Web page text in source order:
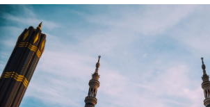
全球合规聘用合同工
合同工管理
全球合同工入职与管理
外包复杂雇佣任务
Remote 无惧对比
了解我们的竞争优势
成长阶段
员工成本计算器
计算任何国家的员工总成本
合同工薪酬结算计算器
探索全球合同工的结算货币选项与结算速度
中文（简体）
English
Nederlands 登录